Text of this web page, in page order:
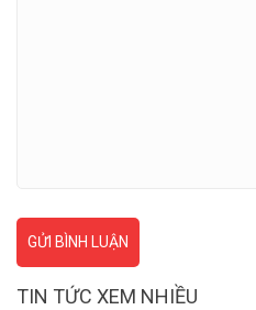
GỬI BÌNH LUẬN
TIN TỨC XEM NHIỀU